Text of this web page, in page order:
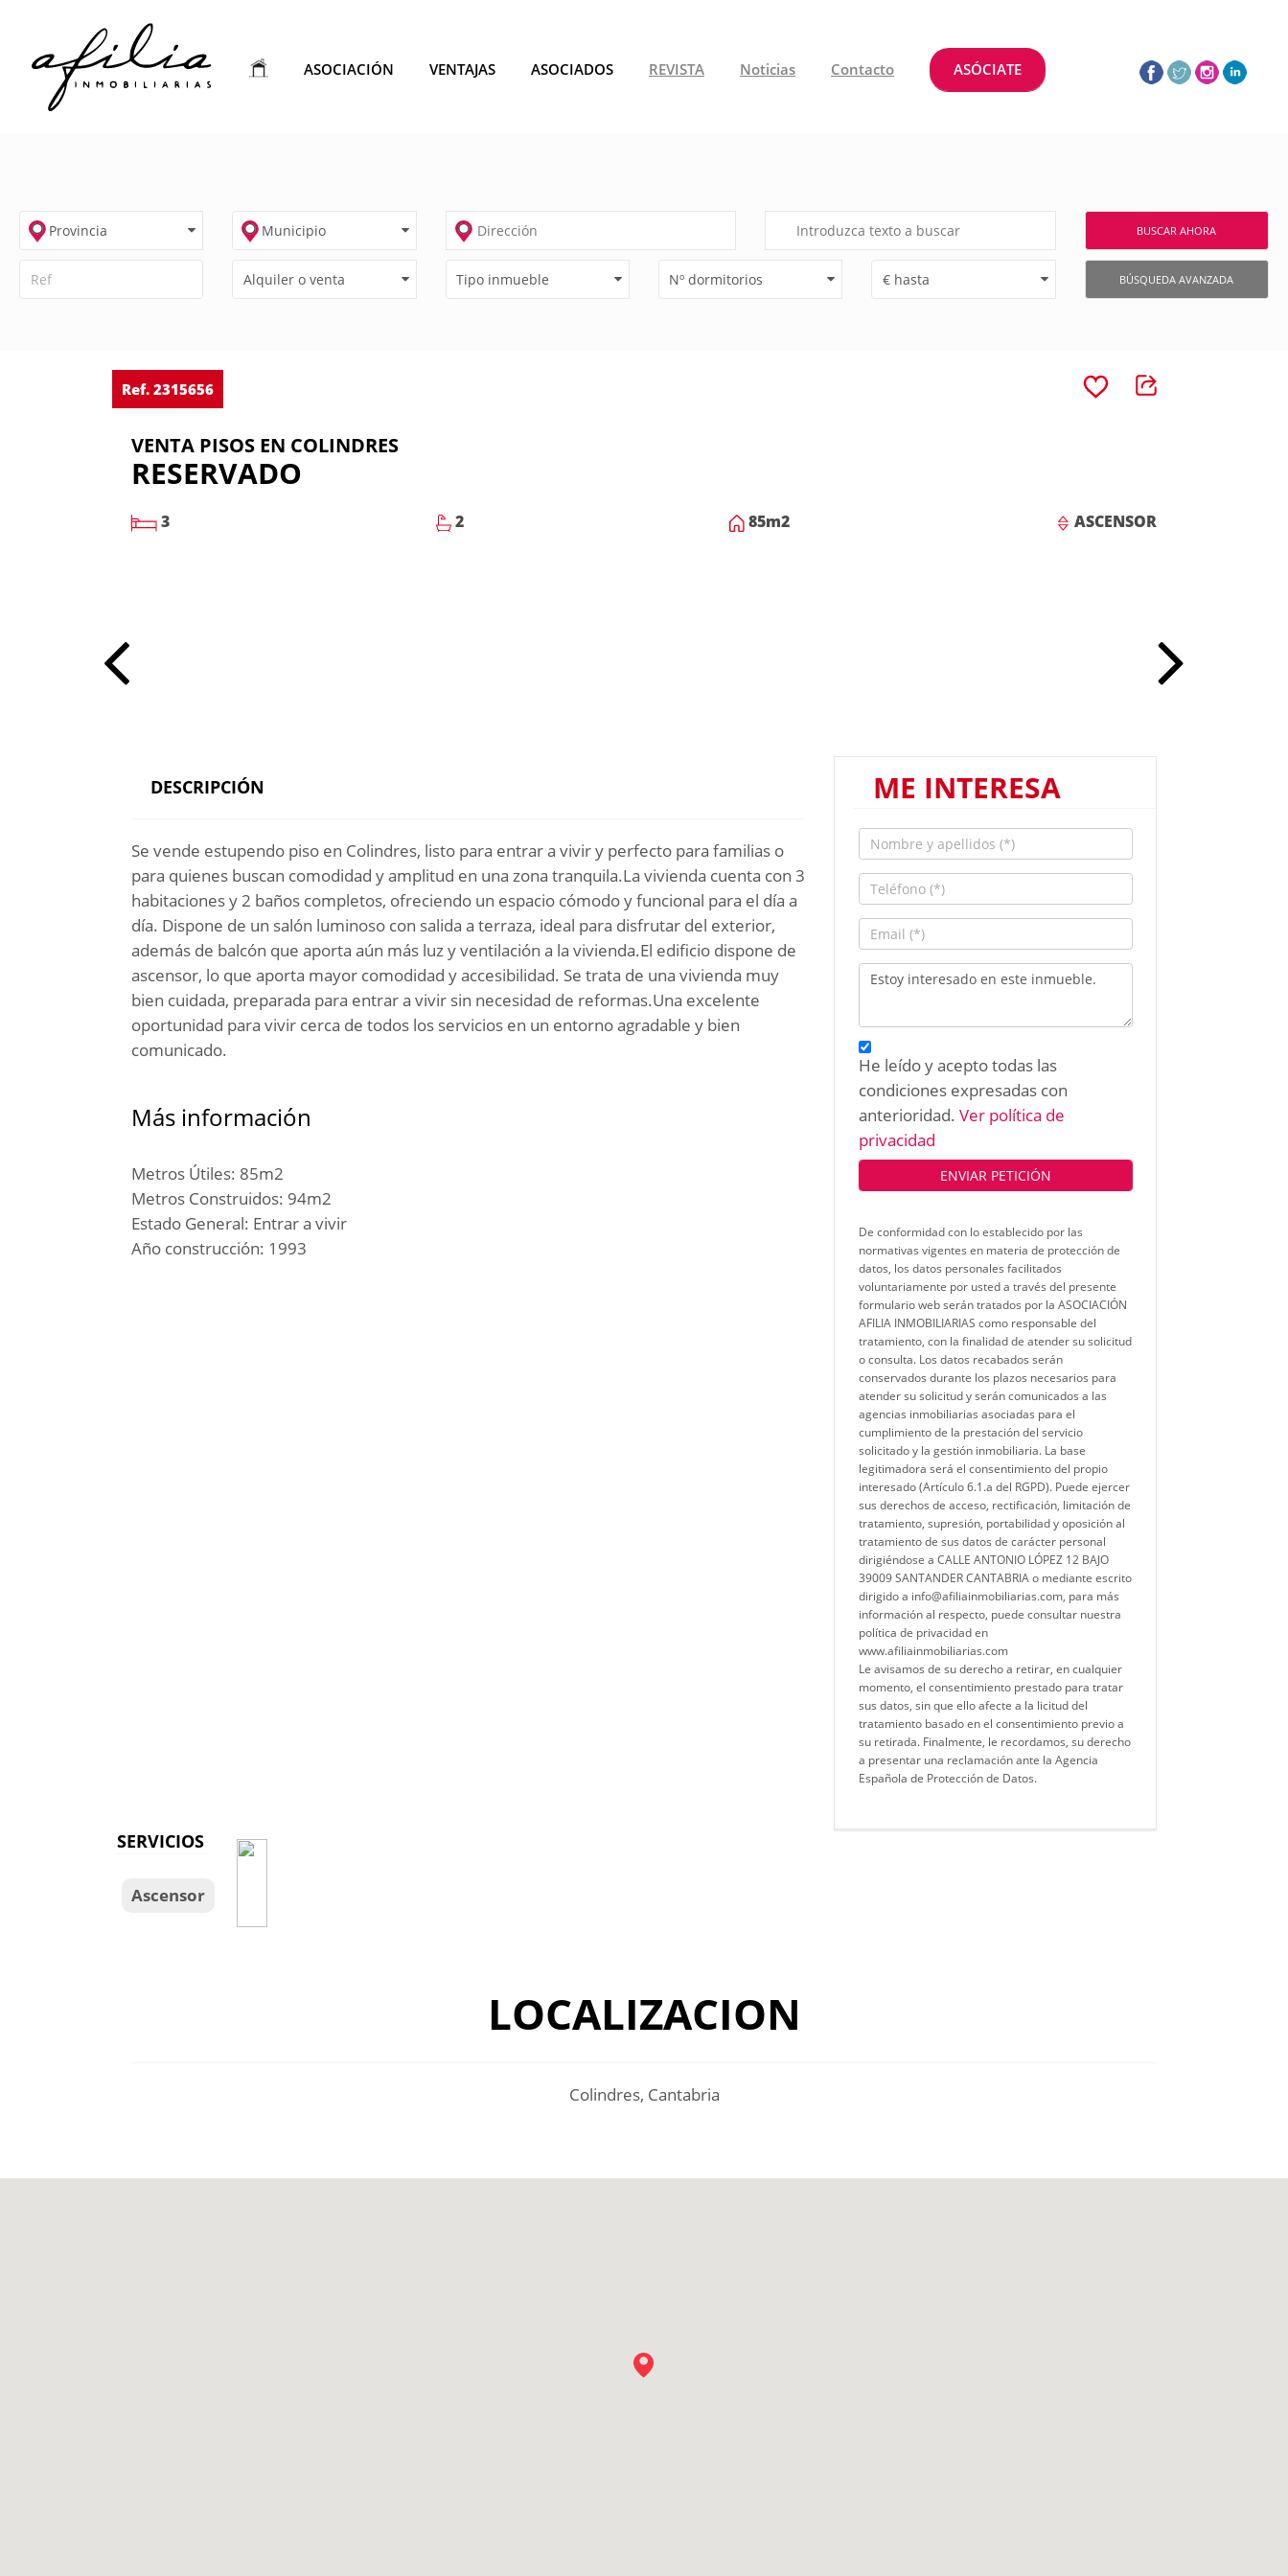
ASOCIACIÓN VENTAJAS ASOCIADOS REVISTA Noticias Contacto ASÓCIATE
BUSCAR AHORA
BÚSQUEDA AVANZADA
Ref. 2315656
VENTA PISOS EN COLINDRES
RESERVADO
3 2 85m2 ASCENSOR
DESCRIPCIÓN
Se vende estupendo piso en Colindres, listo para entrar a vivir y perfecto para familias o
para quienes buscan comodidad y amplitud en una zona tranquila.La vivienda cuenta con 3
habitaciones y 2 baños completos, ofreciendo un espacio cómodo y funcional para el día a
día. Dispone de un salón luminoso con salida a terraza, ideal para disfrutar del exterior,
además de balcón que aporta aún más luz y ventilación a la vivienda.El edificio dispone de
ascensor, lo que aporta mayor comodidad y accesibilidad. Se trata de una vivienda muy
bien cuidada, preparada para entrar a vivir sin necesidad de reformas.Una excelente
oportunidad para vivir cerca de todos los servicios en un entorno agradable y bien
comunicado.
Más información
Metros Útiles: 85m2
Metros Construidos: 94m2
Estado General: Entrar a vivir
Año construcción: 1993
ME INTERESA
He leído y acepto todas las
condiciones expresadas con
anterioridad.Ver política de
privacidad
De conformidad con lo establecido por las
normativas vigentes en materia de protección de
datos, los datos personales facilitados
voluntariamente por usted a través del presente
formulario web serán tratados por la ASOCIACIÓN
AFILIA INMOBILIARIAS como responsable del
tratamiento, con la finalidad de atender su solicitud
o consulta. Los datos recabados serán
conservados durante los plazos necesarios para
atender su solicitud y serán comunicados a las
agencias inmobiliarias asociadas para el
cumplimiento de la prestación del servicio
solicitado y la gestión inmobiliaria. La base
legitimadora será el consentimiento del propio
interesado (Artículo 6.1.a del RGPD). Puede ejercer
sus derechos de acceso, rectificación, limitación de
tratamiento, supresión, portabilidad y oposición al
tratamiento de sus datos de carácter personal
dirigiéndose a CALLE ANTONIO LÓPEZ 12 BAJO
39009 SANTANDER CANTABRIA o mediante escrito
dirigido a info@afiliainmobiliarias.com, para más
información al respecto, puede consultar nuestra
política de privacidad en
www.afiliainmobiliarias.com
Le avisamos de su derecho a retirar, en cualquier
momento, el consentimiento prestado para tratar
sus datos, sin que ello afecte a la licitud del
tratamiento basado en el consentimiento previo a
su retirada. Finalmente, le recordamos, su derecho
a presentar una reclamación ante la Agencia
Española de Protección de Datos.
SERVICIOS
Ascensor
LOCALIZACION
Colindres, Cantabria